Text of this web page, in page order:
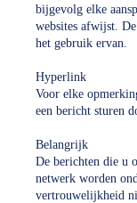
bijgevolg elke
websites afwijst.
het gebruik ervan.
Hyperlink
Voor elke
een bericht sturen
Belangrijk
De berichten die u
netwerk worden
vertrouwelijkheid